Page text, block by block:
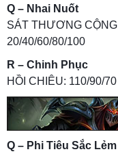
Q – Nhai Nuốt
SÁT THƯƠNG
20/40/60/80/100
R – Chinh Phục
HỒI CHIÊU: 110/90/
Q – Phi Tiêu Sắc Lẻm